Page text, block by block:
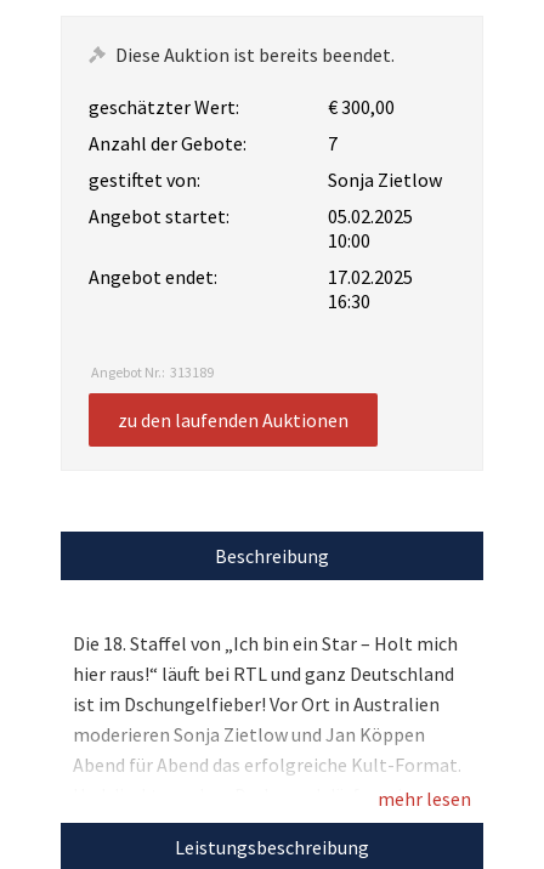
Diese Auktion ist bereits beendet.
geschätzter Wert:
€ 300,00
Anzahl der Gebote:
7
gestiftet von:
Sonja Zietlow
Angebot startet:
05.02.2025
10:00
Angebot endet:
17.02.2025
16:30
Angebot Nr.: 313189
zu den laufenden Auktionen
Beschreibung
Die 18. Staffel von „Ich bin ein Star – Holt mich
hier raus!“ läuft bei RTL und ganz Deutschland
ist im Dschungelfieber! Vor Ort in Australien
moderieren Sonja Zietlow und Jan Köppen
Abend für Abend das erfolgreiche Kult-Format.
Und direkt aus dem Dschungel dürfen wir nun
etwas ganz Besonderes versteigern: Sonja
Zietlow versteigert ihre außergewöhnliche
mehr lesen
Leistungsbeschreibung